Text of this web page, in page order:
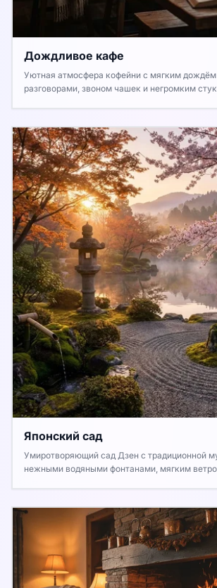
Дождливое кафе
Уютная атмосфера кофейни с мягким
разговорами, звоном чашек и негромким
Японский сад
Умиротворяющий сад Дзен с традиционной
нежными водяными фонтанами, мягким